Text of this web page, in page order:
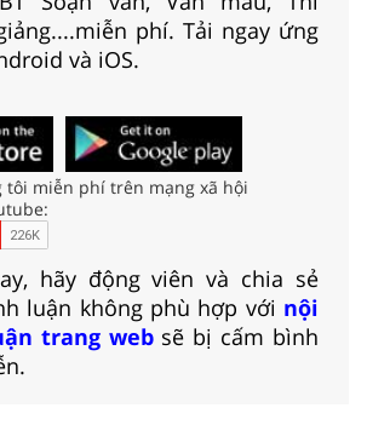
phí. Tải ngay ứng
và iOS.
tôi miễn phí trên mạng xã hội
hãy động viên và chia sẻ
luận không phù hợp với nội
trang websẽ bị cấm bình